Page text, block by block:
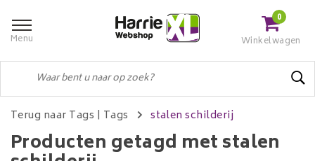
Menu
0
Winkelwagen
Terug naar Tags | Tags stalen schilderij
Producten getagd met stalen